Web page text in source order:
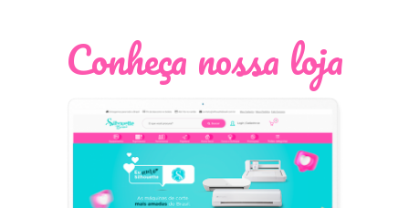
Conheça nossa loja